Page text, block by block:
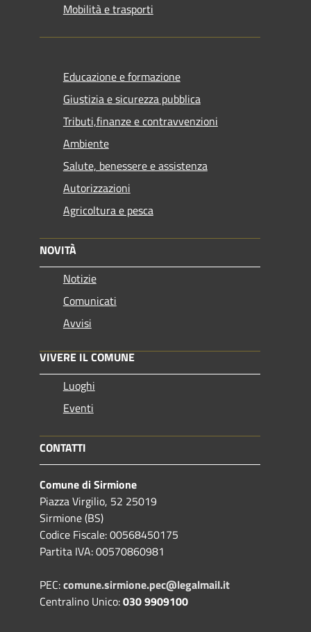
Mobilità e trasporti
Educazione e formazione
Giustizia e sicurezza pubblica
Tributi,finanze e contravvenzioni
Ambiente
Salute, benessere e assistenza
Autorizzazioni
Agricoltura e pesca
NOVITÀ
Notizie
Comunicati
Avvisi
VIVERE IL COMUNE
Luoghi
Eventi
CONTATTI
Comune di Sirmione
Piazza Virgilio, 52 25019
Sirmione (BS)
Codice Fiscale: 00568450175
Partita IVA: 00570860981
PEC:comune.sirmione.pec@legalmail.it
Centralino Unico:030 9909100